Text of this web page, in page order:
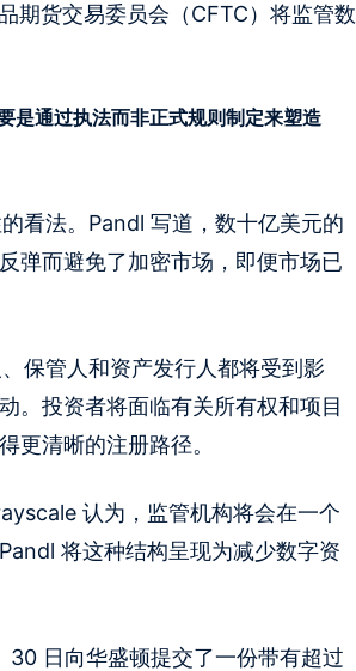
期货交易委员会（CFTC）将监管数
是通过执法而非正式规则制定来塑造
看法。Pandl 写道，数十亿美元的
弹而避免了加密市场，即便市场已
保管人和资产发行人都将受到影
。投资者将面临有关所有权和项目
更清晰的注册路径。
认为，监管机构将会在一个
将这种结构呈现为减少数字资
日向华盛顿提交了一份带有超过